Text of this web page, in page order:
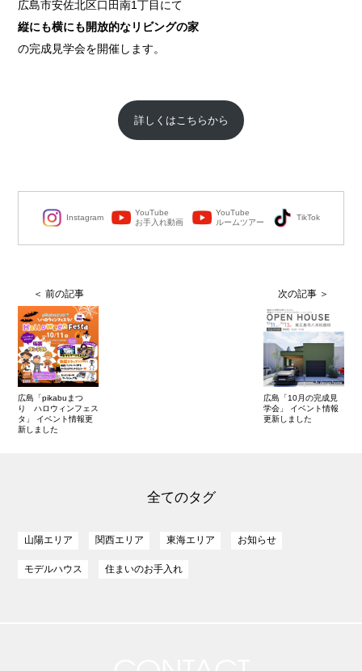
広島市安佐北区口田南1丁目にて
縦にも横にも開放的なリビングの家
の完成見学会を開催します。
詳しくはこちらから
Instagram
YouTube
お手入れ動画
YouTube
ルームツアー
TikTok
広島「pikabuまつ
り ハロウィンフェス
タ」 イベント情報更
新しました
広島「10月の完成見
学会」 イベント情報
更新しました
全てのタグ
山陽エリア 関西エリア 東海エリア お知らせ
モデルハウス 住まいのお手入れ